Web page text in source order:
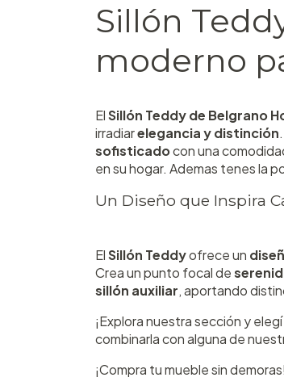
Sillón
moderno
ElSillón Teddy de Belgrano
irradiarelegancia y distinción
sofisticadocon una
en su hogar. Ademas tenes la
Un Diseño que Inspira
ElSillón Teddyofrece un
Crea un punto focal de
sillón auxiliar, aportando
¡Explora nuestra sección y
combinarla con alguna de
¡Compra tu mueble sin demoras!